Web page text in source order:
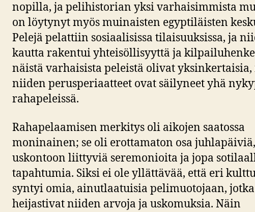
nopilla, ja pelihistorian yksi varhaisimmista
on löytynyt myös muinaisten egyptiläisten
Pelejä pelattiin sosiaalisissa tilaisuuksissa, ja
kautta rakentui yhteisöllisyyttä ja
näistä varhaisista peleistä olivat yksinkertaisia,
niiden perusperiaatteet ovat säilyneet yhä
rahapeleissä.
Rahapelaamisen merkitys oli aikojen saatossa
moninainen; se oli erottamaton osa juhlapäiviä,
uskontoon liittyviä seremonioita ja jopa
tapahtumia. Siksi ei ole yllättävää, että eri
syntyi omia, ainutlaatuisia pelimuotojaan, jotka
heijastivat niiden arvoja ja uskomuksia. Näin